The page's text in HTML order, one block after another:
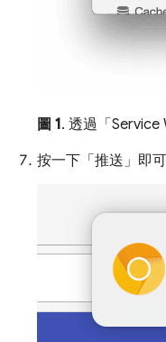
圖 1. 透過「Service
按一下「推送」 即